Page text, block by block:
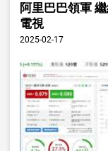
阿里巴巴領軍
電視
2025-02-17